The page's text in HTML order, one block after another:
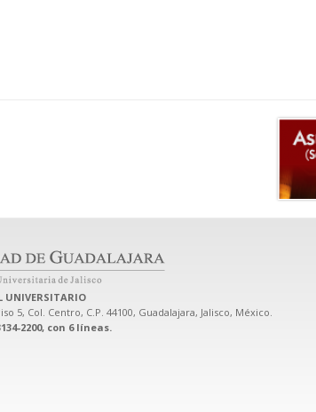
UNIVERSITARIO
5, Col. Centro, C.P. 44100, Guadalajara, Jalisco, México.
2200, con 6 líneas.